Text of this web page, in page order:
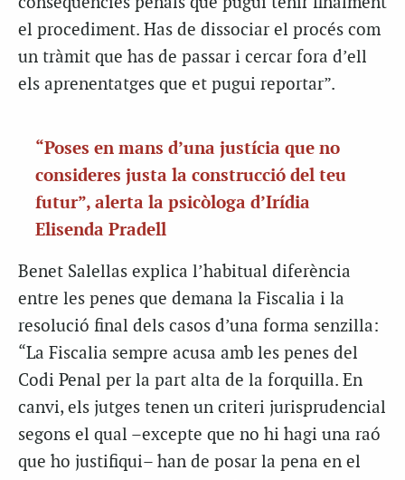
el procediment. Has de dissociar el procés com
un tràmit que has de passar i cercar fora d’ell
els aprenentatges que et pugui reportar”.
“Poses en mans d’una justícia que no
consideres justa la construcció del teu
futur”, alerta la psicòloga d’Irídia
Elisenda Pradell
Benet Salellas explica l’habitual diferència
entre les penes que demana la Fiscalia i la
resolució final dels casos d’una forma senzilla:
“La Fiscalia sempre acusa amb les penes del
Codi Penal per la part alta de la forquilla. En
canvi, els jutges tenen un criteri jurisprudencial
segons el qual –excepte que no hi hagi una raó
que ho justifiqui– han de posar la pena en el